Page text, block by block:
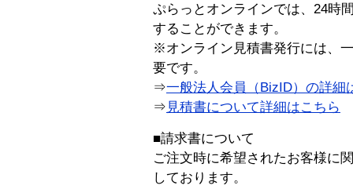
ぷらっとオンラインでは、24時
することができます。
※オンライン見積書発行には、
要です。
⇒一般法人会員（BizID）の詳細
⇒ 見積書について詳細はこちら
■請求書について
ご注文時に希望されたお客様に
しております。